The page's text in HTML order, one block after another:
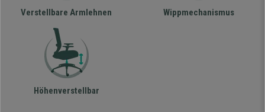
Verstellbare Armlehnen Wippmechanismus
Höhenverstellbar